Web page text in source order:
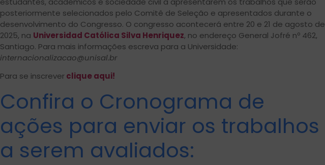
posteriormente selecionados pelo Comitê de Seleção e apresentados durante o
desenvolvimento do Congresso. O congresso acontecerá entre 20 e 21 de agosto de
2025, na Universidad Católica Silva Henriquez, no endereço General Jofré nº 462,
Santiago. Para mais informações escreva para a Universidade:
internacionalizacao@unisal.br
Para se inscreverclique aqui!
Confira o Cronograma de
ações para enviar os trabalhos
a serem avaliados: